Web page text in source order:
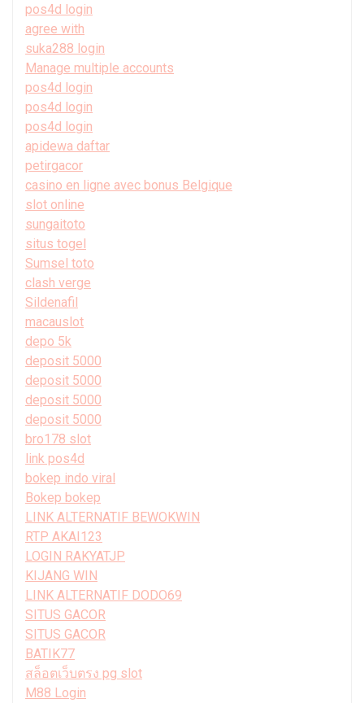
pos4d login
agree with
suka288 login
Manage multiple accounts
pos4d login
pos4d login
pos4d login
apidewa daftar
petirgacor
casino en ligne avec bonus Belgique
slot online
sungaitoto
situs togel
Sumsel toto
clash verge
Sildenafil
macauslot
depo 5k
deposit 5000
deposit 5000
deposit 5000
deposit 5000
bro178 slot
link pos4d
bokep indo viral
Bokep bokep
LINK ALTERNATIF BEWOKWIN
RTP AKAI123
LOGIN RAKYATJP
KIJANG WIN
LINK ALTERNATIF DODO69
SITUS GACOR
SITUS GACOR
BATIK77
สล็อตเว็บตรง pg slot
M88 Login